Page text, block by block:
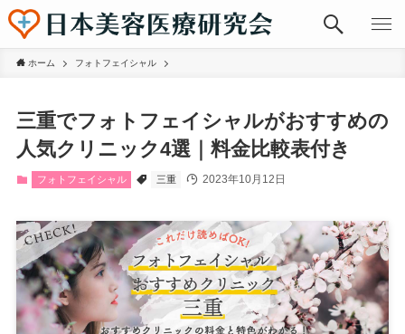
ホーム フォトフェイシャル
三重でフォトフェイシャルがおすすめの
人気クリニック4選｜料金比較表付き
フォトフェイシャル 三重 2023年10月12日